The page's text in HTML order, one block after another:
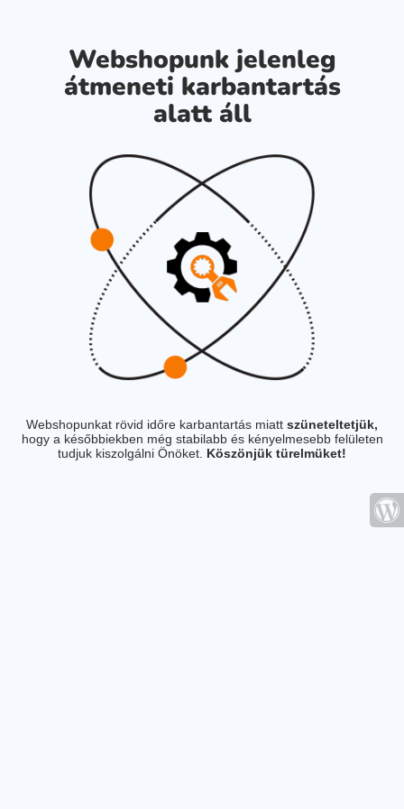
Webshopunk jelenleg
átmeneti karbantartás
alatt áll
Webshopunkat rövid időre karbantartás miatt szüneteltetjük,
hogy a későbbiekben még stabilabb és kényelmesebb felületen
tudjuk kiszolgálni Önöket. Köszönjük türelmüket!